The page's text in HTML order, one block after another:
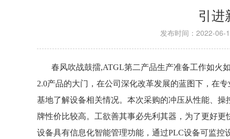
引进
发布时间：2022-06-
春风吹战鼓擂,ATGL第二产品生产准备工作如火
2.0产品的大门，在公司深化改革发展的蓝图下，在
基地了解设备相关情况。本次采购的冲压从性能、
牌性价比较高。工欲善其事必先利其器，为了更好
设备具有信息化智能管理功能，通过PLC设备可监